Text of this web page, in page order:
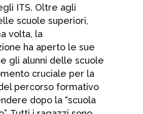
ITS. Oltre agli
scuole superiori,
volta, la
ha aperto le sue
gli alunni delle scuole
cruciale per la
percorso formativo
dopo la “scuola